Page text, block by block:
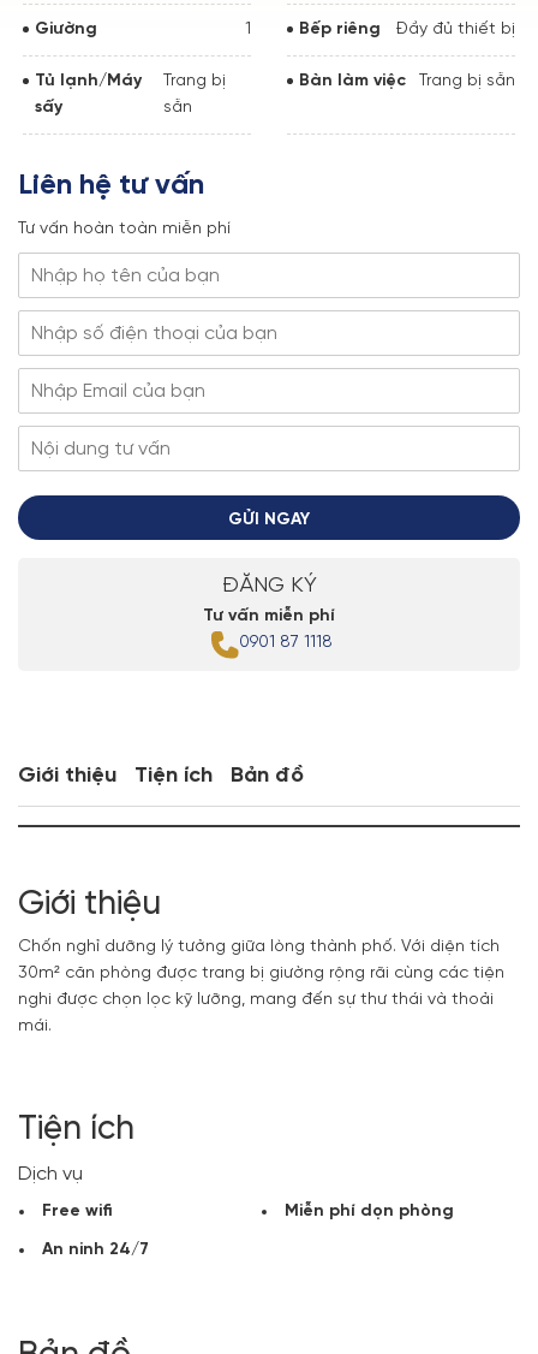
Giường 1 Bếp riêng Đầy đủ thiết bị
Tủ lạnh/Máy
sấy
Trang bị
sẵn
Bàn làm việc Trang bị sẵn
Liên hệ tư vấn
Tư vấn hoàn toàn miễn phí
GỬI NGAY
ĐĂNG KÝ
Tư vấn miễn phí
0901 87 1118
Giới thiệu Tiện ích Bản đồ
Giới thiệu
Chốn nghỉ dưỡng lý tưởng giữa lòng thành phố. Với diện tích
30m² căn phòng được trang bị giường rộng rãi cùng các tiện
nghi được chọn lọc kỹ lưỡng, mang đến sự thư thái và thoải
mái.
Tiện ích
Dịch vụ
Free wifi Miễn phí dọn phòng
An ninh 24/7